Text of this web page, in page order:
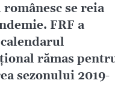
se reia
FRF a
rămas
sezonului 2019-